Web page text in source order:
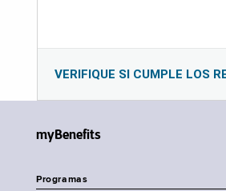
VERIFIQUE SI CUMPLE LOS
myBenefits
Programas